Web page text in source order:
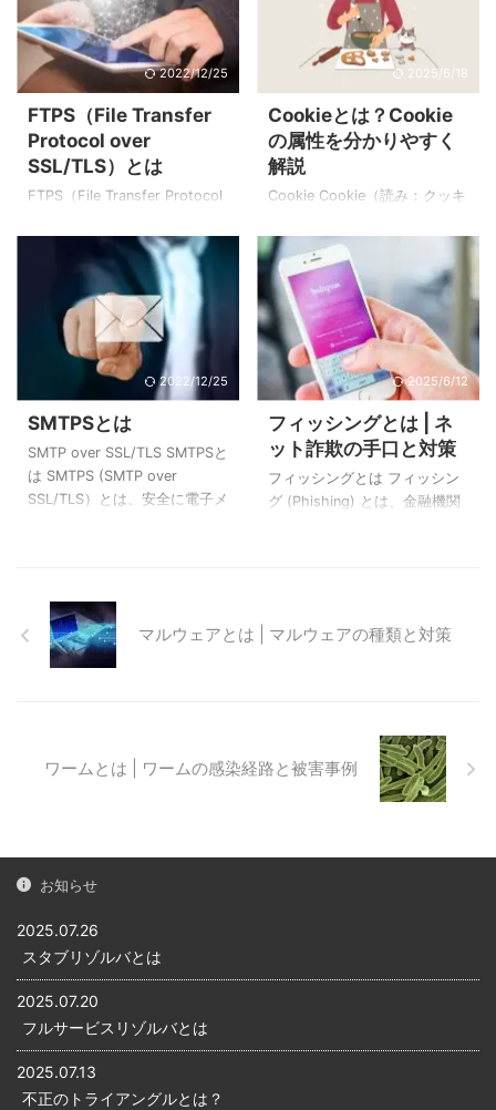
通信を行う際、何も加工しな
いそのままのデータを「平
文」、そして「平文」を暗号
化したデータを「暗号文」と
いいます。 上記図は暗号化と
復号のイメージ図です。 「平
文」のままインターネット上
で通信を行うと、仮に通信内
報漏洩に繋がる危険性があり
ます。そこで、第三者に見ら
れても容易に解析できないよ
うな形に変 ...
の一部として管理者や利用者
に気付かれないようバックド
アを設置します。その後、バ
ックドア経由で不正な攻撃を
行います。 はてな トロイの木
馬：有益を装ったソフトウェ
アやファイルをユーザーがイ
ンストールした際に、コンピ
プログラムのこと。 次の図
は、バックドアのイメージ例
で ...
2022/12/25
FTPS（File Transfer
Protocol over
SSL/TLS）とは
FTPS（File Transfer Protocol
FTPS（File Transfer Protocol
over SSL/TLS）とは、ネット
ワーク上にあるサーバとクラ
イアント（利用者のコンピュ
ータ）間でファイル転送を安
全に行うためのプロトコルで
す。 FTPS自体は単体のプロト
コルではなく SSL/TLS によっ
て提供されるセキュア（安
全）な接続の上でFTP（File
Transfer Protocol）を行うこ
とをFTPSと呼んでいます。
2025/6/18
Cookieとは？Cookie
の属性を分かりやすく
解説
Cookie Cookie（読み：クッキ
セスした際に、パソコンやス
マートフォンなどのブラウザ
に記録される情報のことで
す。 Cookieには任意の文字列
が記録でき、利用者を識別す
るためのID（セッションID）、
属性に関する情報、最後にサ
イトを訪れた日時など、シス
テムによってさまざまな情報
をCookieに保管します。
Cookieには次のような制限が
あります。 1つのCookieには
2022/12/25
SMTPSとは
SMTP over SSL/TLS SMTPSと
は SMTPS (SMTP over
SSL/TLS）とは、安全に電子メ
セキュア（安全）な接続の上
でSMTP (Simple Mail Transfer
Protocol）を行うことを
号化されず平文のままメール
が送信されます。そのため、
2025/6/12
フィッシングとは | ネ
ット詐欺の手口と対策
フィッシングとは フィッシン
グ (Phishing) とは、金融機関
正規サイトそっくりの偽のサ
を盗む犯罪行為のことをいい
ます。 フィッシング詐欺の手
口 フィッシング詐欺でよくあ
る手口が、金融機関になりす
マルウェアとは | マルウェアの種類と対策
ワームとは | ワームの感染経路と被害事例
お知らせ
2025.07.26
スタブリゾルバとは
2025.07.20
フルサービスリゾルバとは
2025.07.13
不正のトライアングルとは？